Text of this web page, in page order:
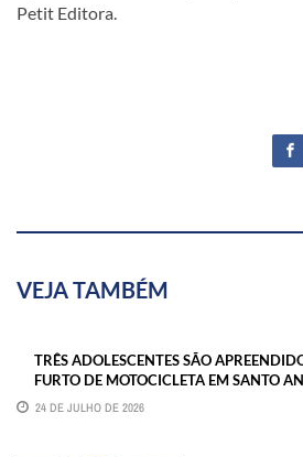
Petit Editora.
VEJA TAMBÉM
TRÊS ADOLESCENTES SÃO
FURTO DE MOTOCICLETA EM SANTO
24 DE JULHO DE 2026